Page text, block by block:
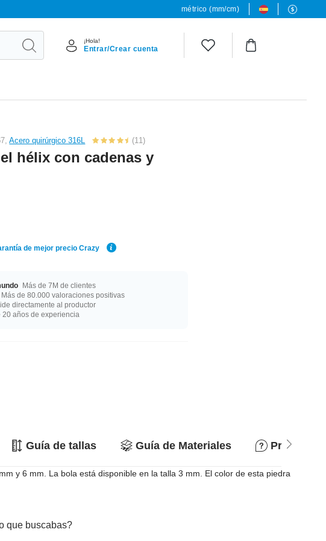
métrico (mm/cm)
¡Hola!
Entrar/Crear cuenta
Acero quirúrgico 316L (11)
hélix con cadenas y
de mejor precio Crazy
Más de 7M de clientes
Más de 80.000 valoraciones positivas
directamente al productor
20 años de experiencia
Guía de tallas Guía de Materiales
y 6 mm. La bola está disponible en la talla 3 mm. El color de esta piedra
que buscabas?